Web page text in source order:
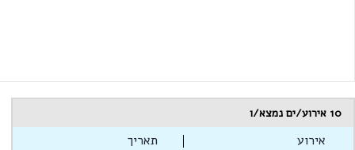
10 אירוע/ים נמצא/ו
אירוע תאריך